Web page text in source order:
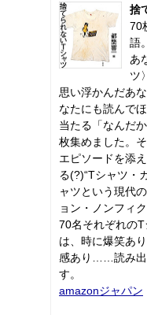
捨
70
語。
あ
ツ
思い浮かんだあ
なたにも読んで
当たる「なんだ
枚集めました。
エピソードを添
る(?)“Tシャツ・
ャツという現代
ョン・ノンフィ
70名それぞれの
は、時に爆笑あ
感あり……読み出
す。
amazonジャパン